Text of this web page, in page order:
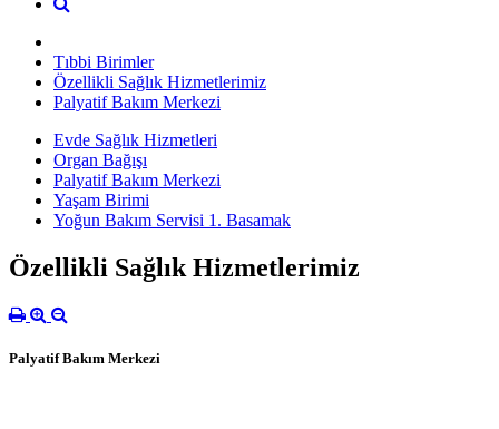
Tıbbi Birimler
Özellikli Sağlık Hizmetlerimiz
Palyatif Bakım Merkezi
Evde Sağlık Hizmetleri
Organ Bağışı
Palyatif Bakım Merkezi
Yaşam Birimi
Yoğun Bakım Servisi 1. Basamak
Özellikli Sağlık Hizmetlerimiz
Palyatif Bakım Merkezi